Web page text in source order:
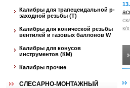
Калибры для трапецеидальной p-
заходной резьбы (T)
Калибры для конической резьбы
вентилей и газовых баллонов W
Калибры для конусов
инструментов (КМ)
Калибры прочие
СЛЕСАРНО-МОНТАЖНЫЙ
к/